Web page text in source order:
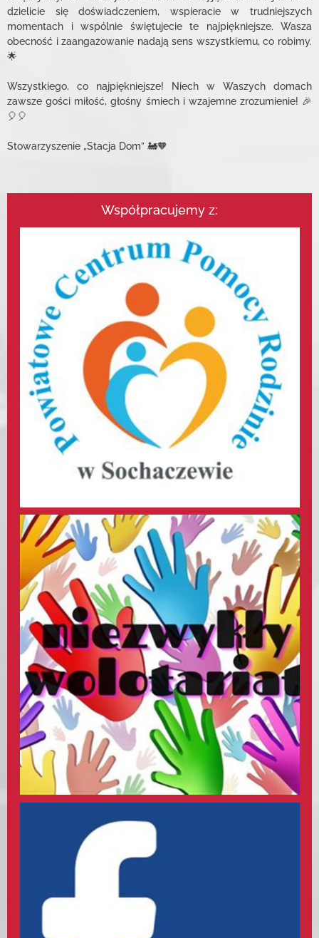
dzielicie się doświadczeniem, wspieracie w trudniejszych
momentach i wspólnie świętujecie te najpiękniejsze. Wasza
obecność i zaangażowanie nadają sens wszystkiemu, co robimy.
🌟
Wszystkiego, co najpiękniejsze! Niech w Waszych domach
zawsze gości miłość, głośny śmiech i wzajemne zrozumienie! 🎉
🎈🎈
Stowarzyszenie „Stacja Dom” 🚂🧡
Współpracujemy z: